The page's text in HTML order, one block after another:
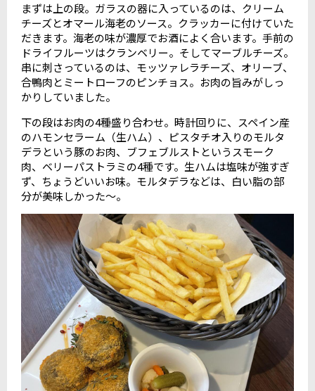
まずは上の段。ガラスの器に入っているのは、クリーム
チーズとオマール海老のソース。クラッカーに付けていた
だきます。海老の味が濃厚でお酒によく合います。手前の
ドライフルーツはクランベリー。そしてマーブルチーズ。
串に刺さっているのは、モッツァレラチーズ、オリーブ、
合鴨肉とミートローフのピンチョス。お肉の旨みがしっ
かりしていました。
下の段はお肉の4種盛り合わせ。時計回りに、スペイン産
のハモンセラーム（生ハム）、ピスタチオ入りのモルタ
デラという豚のお肉、ブフェブルストというスモーク
肉、ベリーパストラミの4種です。生ハムは塩味が強すぎ
ず、ちょうどいいお味。モルタデラなどは、白い脂の部
分が美味しかった〜。